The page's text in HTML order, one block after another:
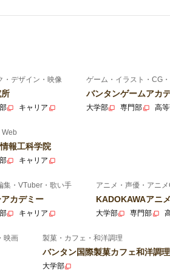
・デザイン・映像
キャリア
ゲーム・イラスト・CG
バンタンゲームアカ
大学部 専門部 高
Web
報工科学院
キャリア
集・VTuber・歌い手
カデミー
キャリア
アニメ・声優・アニ
KADOKAWAアニ
大学部 専門部
映画 製菓・カフェ・和洋調理
バンタン国際製菓カフェ和洋調
大学部